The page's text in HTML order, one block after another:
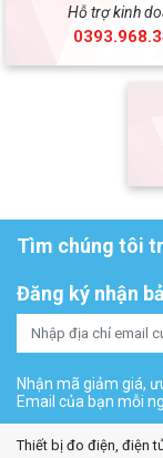
Hỗ trợ kinh
Tìm chúng tôi
Đăng ký nhận
Nhận mã giảm giá,
Email của bạn mỗi
Thiết bị đo điện, điện